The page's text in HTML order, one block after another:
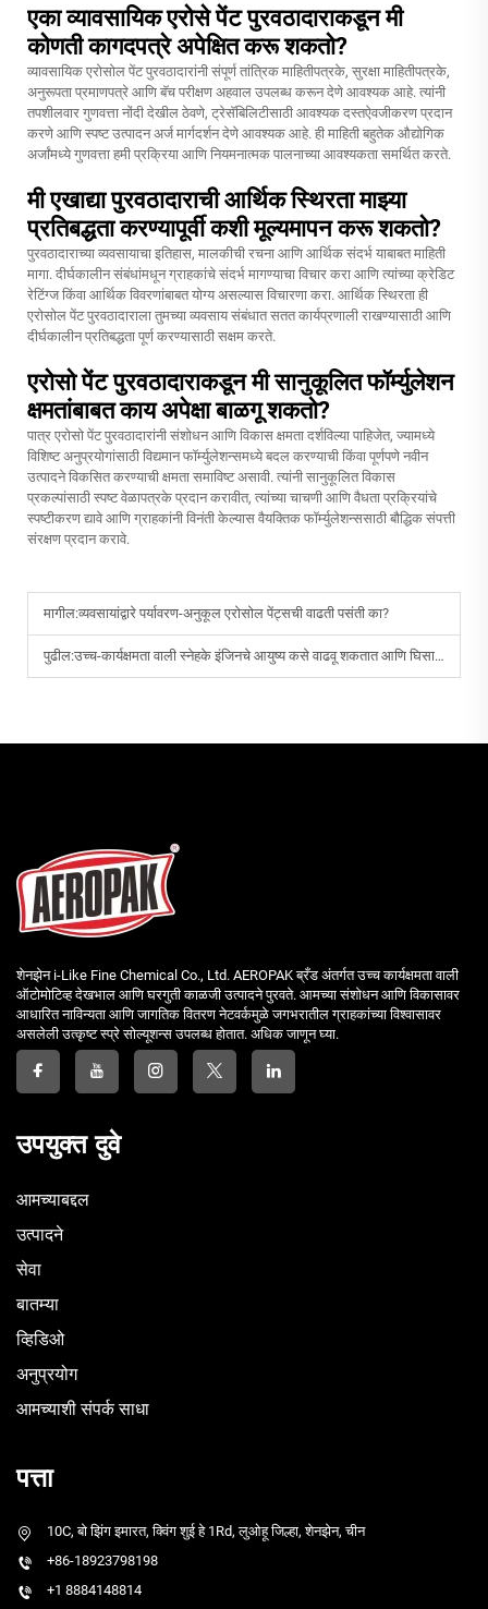
एका व्यावसायिक एरोसे पेंट पुरवठादाराकडून मी
कोणती कागदपत्रे अपेक्षित करू शकतो?
व्यावसायिक एरोसोल पेंट पुरवठादारांनी संपूर्ण तांत्रिक माहितीपत्रके, सुरक्षा माहितीपत्रके,
अनुरूपता प्रमाणपत्रे आणि बॅच परीक्षण अहवाल उपलब्ध करून देणे आवश्यक आहे. त्यांनी
तपशीलवार गुणवत्ता नोंदी देखील ठेवणे, ट्रेसॅबिलिटीसाठी आवश्यक दस्तऐवजीकरण प्रदान
करणे आणि स्पष्ट उत्पादन अर्ज मार्गदर्शन देणे आवश्यक आहे. ही माहिती बहुतेक औद्योगिक
अर्जांमध्ये गुणवत्ता हमी प्रक्रिया आणि नियमनात्मक पालनाच्या आवश्यकता समर्थित करते.
मी एखाद्या पुरवठादाराची आर्थिक स्थिरता माझ्या
प्रतिबद्धता करण्यापूर्वी कशी मूल्यमापन करू शकतो?
पुरवठादाराच्या व्यवसायाचा इतिहास, मालकीची रचना आणि आर्थिक संदर्भ याबाबत माहिती
मागा. दीर्घकालीन संबंधांमधून ग्राहकांचे संदर्भ मागण्याचा विचार करा आणि त्यांच्या क्रेडिट
रेटिंग्ज किंवा आर्थिक विवरणांबाबत योग्य असल्यास विचारणा करा. आर्थिक स्थिरता ही
एरोसोल पेंट पुरवठादाराला तुमच्या व्यवसाय संबंधात सतत कार्यप्रणाली राखण्यासाठी आणि
दीर्घकालीन प्रतिबद्धता पूर्ण करण्यासाठी सक्षम करते.
एरोसो पेंट पुरवठादाराकडून मी सानुकूलित फॉर्म्युलेशन
क्षमतांबाबत काय अपेक्षा बाळगू शकतो?
पात्र एरोसो पेंट पुरवठादारांनी संशोधन आणि विकास क्षमता दर्शविल्या पाहिजेत, ज्यामध्ये
विशिष्ट अनुप्रयोगांसाठी विद्यमान फॉर्म्युलेशन्समध्ये बदल करण्याची किंवा पूर्णपणे नवीन
उत्पादने विकसित करण्याची क्षमता समाविष्ट असावी. त्यांनी सानुकूलित विकास
प्रकल्पांसाठी स्पष्ट वेळापत्रके प्रदान करावीत, त्यांच्या चाचणी आणि वैधता प्रक्रियांचे
स्पष्टीकरण द्यावे आणि ग्राहकांनी विनंती केल्यास वैयक्तिक फॉर्म्युलेशन्ससाठी बौद्धिक संपत्ती
संरक्षण प्रदान करावे.
मागील:व्यवसायांद्वारे पर्यावरण-अनुकूल एरोसोल पेंट्सची वाढती पसंती का?
पुढील:उच्च-कार्यक्षमता वाली स्नेहके इंजिनचे आयुष्य कसे वाढवू शकतात आणि घिसाड कसे कमी करू शकतात?
शेनझेन i-Like Fine Chemical Co., Ltd. AEROPAK ब्रँड अंतर्गत उच्च कार्यक्षमता वाली
ऑटोमोटिव्ह देखभाल आणि घरगुती काळजी उत्पादने पुरवते. आमच्या संशोधन आणि विकासावर
आधारित नाविन्यता आणि जागतिक वितरण नेटवर्कमुळे जगभरातील ग्राहकांच्या विश्वासावर
असलेली उत्कृष्ट स्प्रे सोल्यूशन्स उपलब्ध होतात. अधिक जाणून घ्या.
उपयुक्त दुवे
आमच्याबद्दल
उत्पादने
सेवा
बातम्या
व्हिडिओ
अनुप्रयोग
आमच्याशी संपर्क साधा
पत्ता
10C, बो झिंग इमारत, क्विंग शुई हे 1Rd, लुओहू जिल्हा, शेनझेन, चीन
+86-18923798198
+1 8884148814